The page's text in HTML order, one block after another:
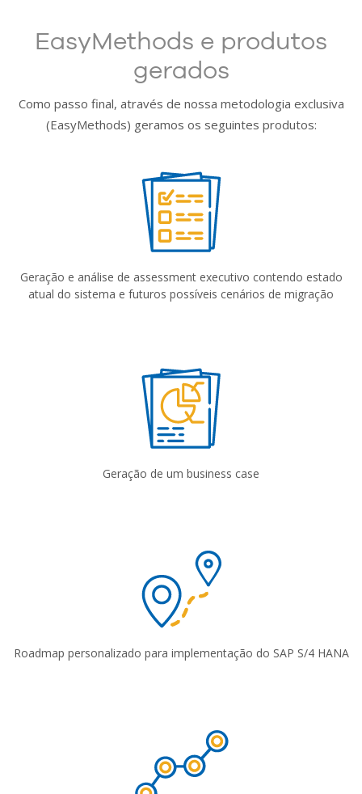
EasyMethods e produtos
gerados
Como passo final, através de nossa metodologia exclusiva
(EasyMethods) geramos os seguintes produtos:
Geração e análise de assessment executivo contendo estado
atual do sistema e futuros possíveis cenários de migração
Geração de um business case
Roadmap personalizado para implementação do SAP S/4 HANA